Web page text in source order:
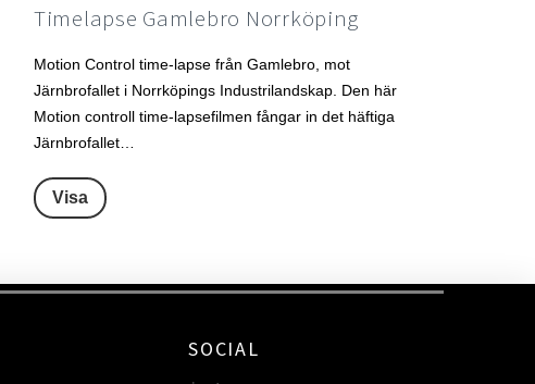
Timelapse Gamlebro Norrköping
Motion Control time-lapse från Gamlebro, mot
Järnbrofallet i Norrköpings Industrilandskap. Den här
Motion controll time-lapsefilmen fångar in det häftiga
Järnbrofallet…
Visa
SOCIAL